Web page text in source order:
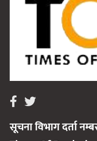
सूचना विभाग दर्ता